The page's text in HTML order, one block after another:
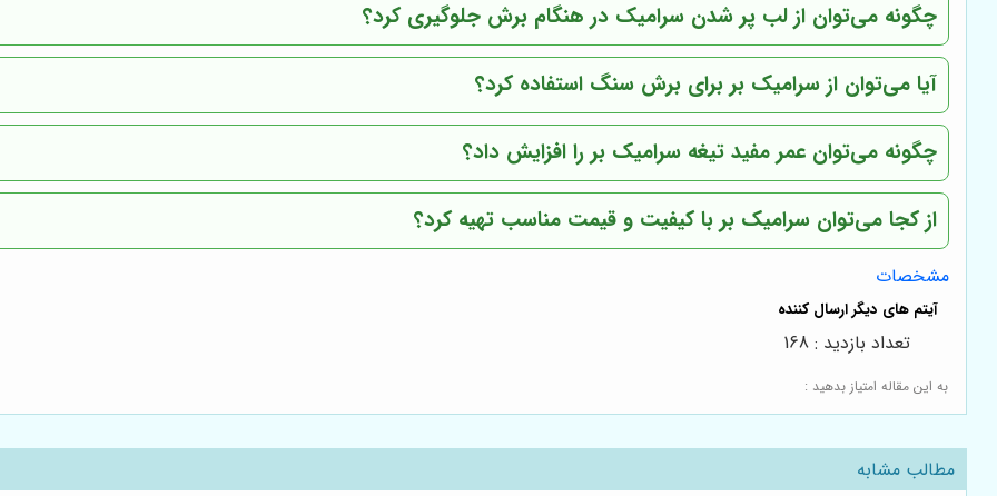
چگونه می‌توان از لب پر شدن سرامیک در هنگام برش جلوگیری کرد؟
آیا می‌توان از سرامیک بر برای برش سنگ استفاده کرد؟
چگونه می‌توان عمر مفید تیغه سرامیک بر را افزایش داد؟
از کجا می‌توان سرامیک بر با کیفیت و قیمت مناسب تهیه کرد؟
مشخصات
به این مقاله امتیاز بدهید :
تعداد بازدید : 168
مطالب مشابه